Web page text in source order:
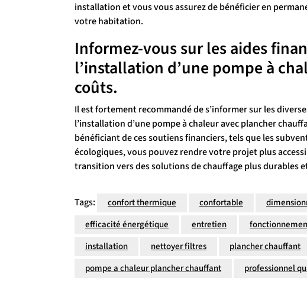
installation et vous vous assurez de bénéficier en
votre habitation.
Informez-vous sur les aides
l’installation d’une pompe à
coûts.
Il est fortement recommandé de s’informer sur les
l’installation d’une pompe à chaleur avec plancher
bénéficiant de ces soutiens financiers, tels que les
écologiques, vous pouvez rendre votre projet plus
transition vers des solutions de chauffage plus durables
Tags: confort thermique confortable
efficacité énergétique
entretien
installation
nettoyer filtres plancher chauffant
pompe a chaleur plancher chauffant
professionnel